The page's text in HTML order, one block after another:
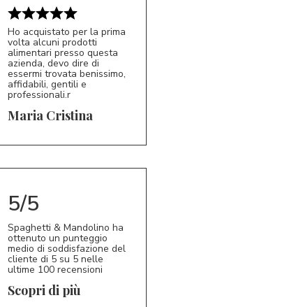
MC 5/5
Ho acquistato per la prima
volta alcuni prodotti
alimentari presso questa
azienda, devo dire di
essermi trovata benissimo,
affidabili, gentili e
professionali.r
Maria Cristina
5/5
Spaghetti & Mandolino ha
ottenuto un punteggio
medio di soddisfazione del
cliente di 5 su 5 nelle
ultime 100 recensioni
Scopri di più